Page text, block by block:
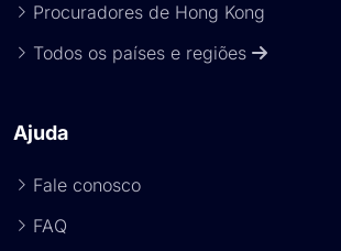
Procuradores de Hong Kong
Todos os países e regiões
Ajuda
Fale conosco
FAQ